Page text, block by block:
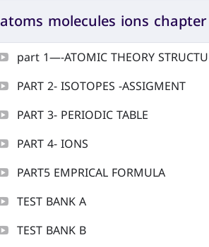
atoms molecules ions
part 1—-ATOMIC THEORY
PART 2- ISOTOPES -ASSIGMENT
PART 3- PERIODIC TABLE
PART 4- IONS
PART5 EMPRICAL FORMULA
TEST BANK A
TEST BANK B